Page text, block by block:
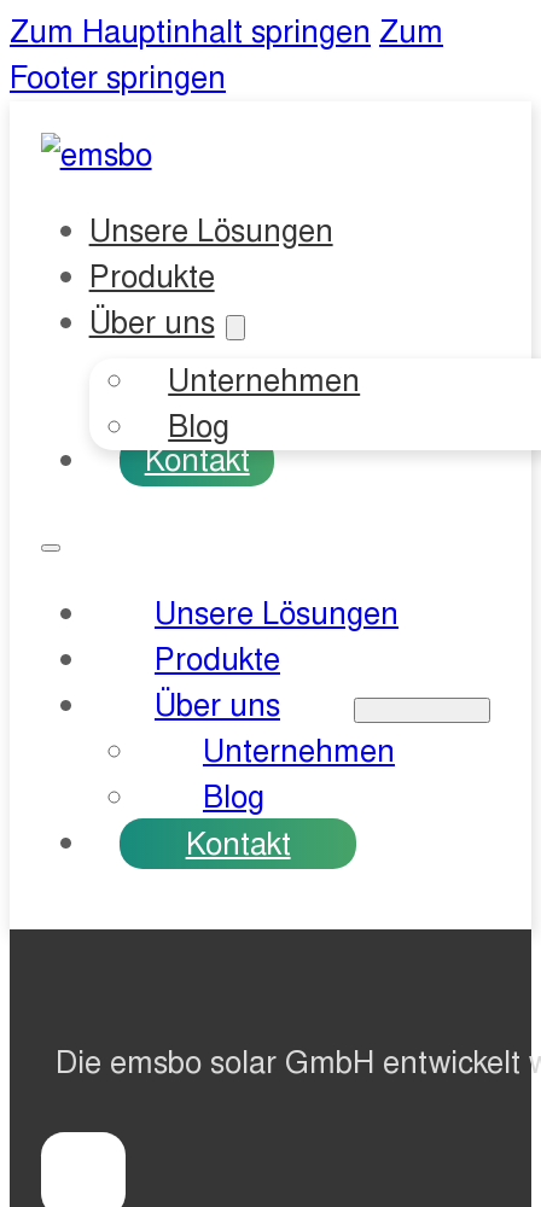
Zum Hauptinhalt springen Zum
Footer springen
Unsere Lösungen
Produkte
Über uns
Unternehmen
Blog
Kontakt
Unsere Lösungen
Produkte
Über uns
Unternehmen
Blog
Kontakt
Die emsbo solar GmbH